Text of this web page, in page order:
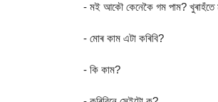
- মই আকৌ কেনেকৈ গম পাম? খুৰাহঁতে
- মোৰ কাম এটা কৰিবি?
- কি কাম?